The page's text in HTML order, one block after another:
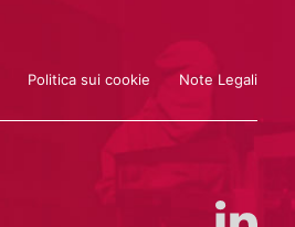
Politica sui cookie Note Legali